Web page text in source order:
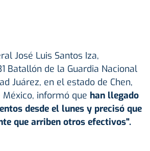
José Luis Santos Iza,
Batallón de la Guardia Nacional
Juárez, en el estado de Chen,
informó que han llegado
desde el lunes y precisó que
que arriben otros efectivos".